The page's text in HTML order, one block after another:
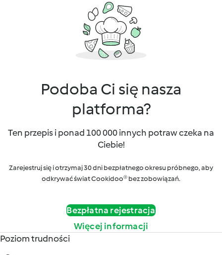
Podoba Ci się nasza
platforma?
Ten przepis i ponad 100 000 innych potraw czeka na
Ciebie!
Zarejestruj się i otrzymaj 30 dni bezpłatnego okresu próbnego, aby
odkrywać świat Cookidoo® bez zobowiązań.
Bezpłatna rejestracja
Więcej informacji
Poziom trudności